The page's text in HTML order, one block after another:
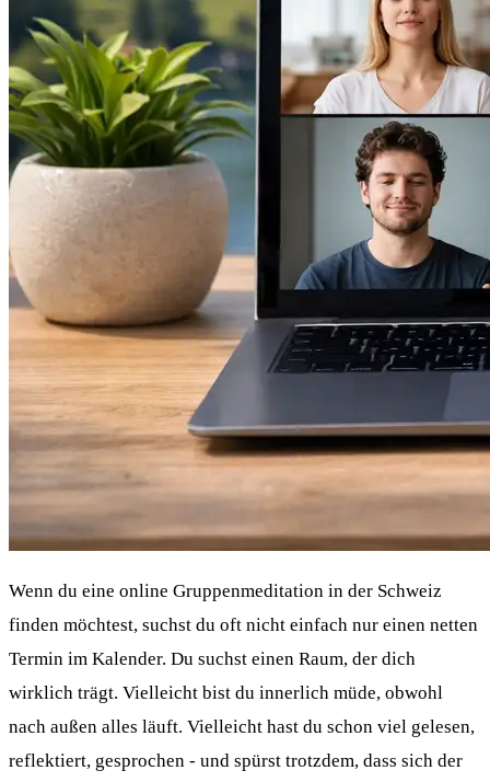
Wenn du eine online Gruppenmeditation in der Schweiz
finden möchtest, suchst du oft nicht einfach nur einen netten
Termin im Kalender. Du suchst einen Raum, der dich
wirklich trägt. Vielleicht bist du innerlich müde, obwohl
nach außen alles läuft. Vielleicht hast du schon viel gelesen,
reflektiert, gesprochen - und spürst trotzdem, dass sich der